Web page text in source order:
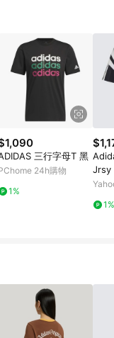
區/企業採購、
全品項
【訂單活動折
扣抵】及【訂單
之訂單將於商
合回饋LINE
購物設有
「回饋無上
訂單成立時間
購物為購物資
之商品規格、
符，以銷售網
三行字母T 黑
24h購物
1%
Jrsy
球衣
1%